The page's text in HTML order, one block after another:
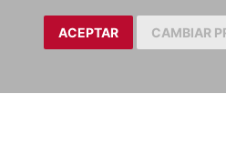
ACEPTAR CAMBIAR